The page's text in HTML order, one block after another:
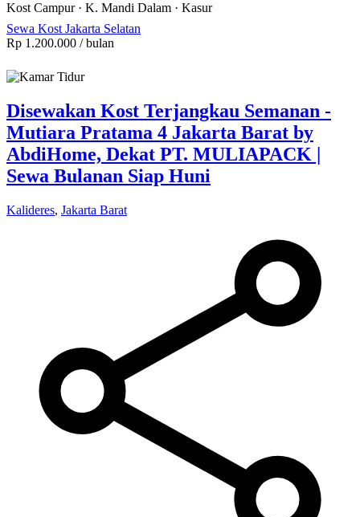
Kost Campur· K. Mandi Dalam · Kasur
Sewa Kost Jakarta Selatan
Rp 1.200.000 / bulan
Disewakan Kost Terjangkau Semanan -
Mutiara Pratama 4 Jakarta Barat by
AbdiHome, Dekat PT. MULIAPACK |
Sewa Bulanan Siap Huni
Kalideres, Jakarta Barat